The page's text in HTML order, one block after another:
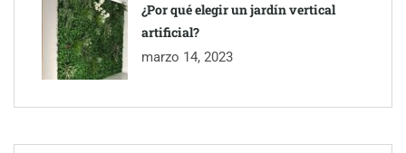
¿Por qué elegir un jardín vertical
artificial?
marzo 14, 2023